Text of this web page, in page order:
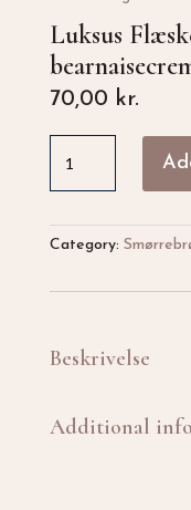
Luksus
70,00 kr.
Flæskesteg
med
bearnaisecreme
quantity
Category:
Beskrivelse
Additional